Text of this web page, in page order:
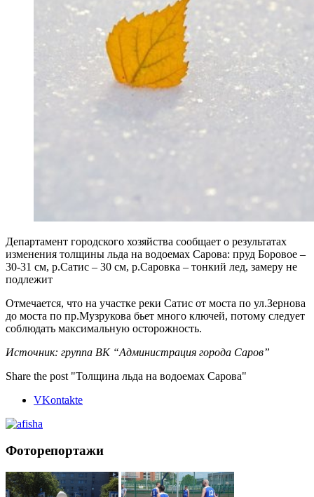
Департамент городского хозяйства сообщает о результатах
изменения толщины льда на водоемах Сарова: пруд Боровое –
30-31 см, р.Сатис – 30 см, р.Саровка – тонкий лед, замеру не
подлежит
Отмечается, что на участке реки Сатис от моста по ул.Зернова
до моста по пр.Музрукова бьет много ключей, потому следует
соблюдать максимальную осторожность.
Источник: группа ВК “Администрация города Саров”
Share the post "Толщина льда на водоемах Сарова"
VKontakte
Фоторепортажи